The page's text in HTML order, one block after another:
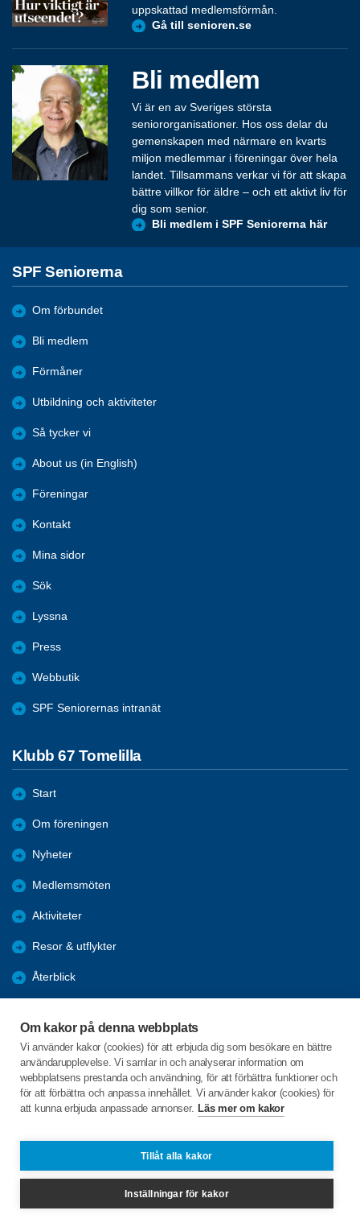
Om kakor på denna webbplats
Vi använder kakor (cookies) för att erbjuda dig som besökare en bättre
användarupplevelse. Vi samlar in och analyserar information om
webbplatsens prestanda och användning, för att förbättra funktioner och
för att förbättra och anpassa innehållet. Vi använder kakor (cookies) för
att kunna erbjuda anpassade annonser. Läs mer om kakor
Tillåt alla kakor
Inställningar för kakor
uppskattad medlemsförmån.
Gå till senioren.se
Bli medlem
Vi är en av Sveriges största
seniororganisationer. Hos oss delar du
gemenskapen med närmare en kvarts
miljon medlemmar i föreningar över hela
landet. Tillsammans verkar vi för att skapa
bättre villkor för äldre – och ett aktivt liv för
dig som senior.
Bli medlem i SPF Seniorerna här
SPF Seniorerna
Om förbundet
Bli medlem
Förmåner
Utbildning och aktiviteter
Så tycker vi
About us (in English)
Föreningar
Kontakt
Mina sidor
Sök
Lyssna
Press
Webbutik
SPF Seniorernas intranät
Klubb 67 Tomelilla
Start
Om föreningen
Nyheter
Medlemsmöten
Aktiviteter
Resor & utflykter
Återblick
Bli medlem
Facebook
C/o:Gun Salomonsson
gun.salomonsson@hotmail.com